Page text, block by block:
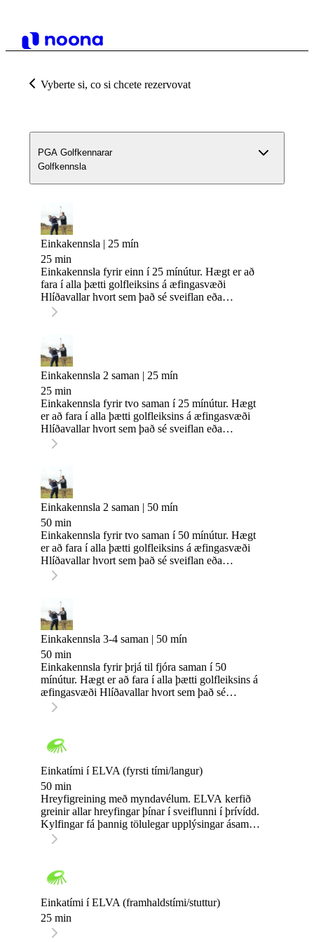
Vyberte si, co si chcete rezervovat
PGA Golfkennarar
Golfkennsla
Einkakennsla | 25 mín
25 min
Einkakennsla fyrir einn í 25 mínútur. Hægt er að
fara í alla þætti golfleiksins á æfingasvæði
Hlíðavallar hvort sem það sé sveiflan eða
stuttaspilið.
Einkakennsla 2 saman | 25 mín
25 min
Einkakennsla fyrir tvo saman í 25 mínútur. Hægt
er að fara í alla þætti golfleiksins á æfingasvæði
Hlíðavallar hvort sem það sé sveiflan eða
stuttaspilið.
Einkakennsla 2 saman | 50 mín
50 min
Einkakennsla fyrir tvo saman í 50 mínútur. Hægt
er að fara í alla þætti golfleiksins á æfingasvæði
Hlíðavallar hvort sem það sé sveiflan eða
stuttaspilið. Hægt er að skipta tímanum í tvennt og
Einkakennsla 3-4 saman | 50 mín
50 min
Einkakennsla fyrir þrjá til fjóra saman í 50
mínútur. Hægt er að fara í alla þætti golfleiksins á
æfingasvæði Hlíðavallar hvort sem það sé
sveiflan eða stuttaspilið. Hægt er að skipta
Einkatími í ELVA (fyrsti tími/langur)
50 min
Hreyfigreining með myndavélum. ELVA kerfið
greinir allar hreyfingar þínar í sveiflunni í þrívídd.
Kylfingar fá þannig tölulegar upplýsingar ásamt
myndbandi af sveiflunni sem hjálpar þeim að
Einkatími í ELVA (framhaldstími/stuttur)
25 min